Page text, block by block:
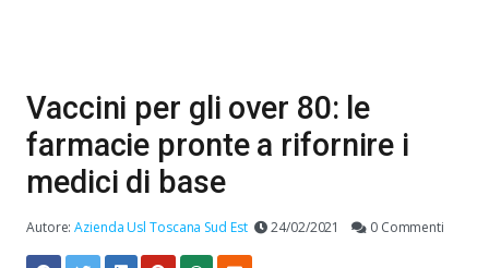
Vaccini per gli over 80: le
farmacie pronte a rifornire i
medici di base
Autore:Azienda Usl Toscana Sud Est 24/02/2021 0 Commenti